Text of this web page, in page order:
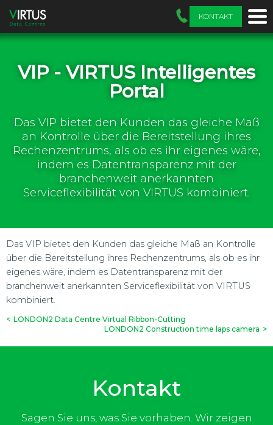
KONTAKT
VIP - VIRTUS Intelligentes
Portal
Das VIP bietet den Kunden das gleiche Maß
an Kontrolle über die Bereitstellung ihres
Rechenzentrums, als ob es ihr eigenes wäre,
indem es Datentransparenz mit der
branchenweit anerkannten
Serviceflexibilität von VIRTUS kombiniert.
Das VIP bietet den Kunden das gleiche Maß an Kontrolle
über die Bereitstellung ihres Rechenzentrums, als ob es ihr
eigenes wäre, indem es Datentransparenz mit der
branchenweit anerkannten Serviceflexibilität von VIRTUS
kombiniert.
< LONDON2 Data Centre Virtual Ribbon-Cutting
LONDON2 Construction time laps camera >
Kontakt
Sagen Sie uns, was Sie vorhaben. Wir zeigen